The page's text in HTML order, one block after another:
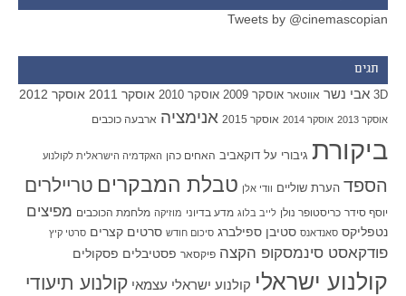
Tweets by @cinemascopian
תגים
3D אבי נשר אווטאר אוסקר 2009 אוסקר 2010 אוסקר 2011 אוסקר 2012
אוסקר 2013 אוסקר 2014 אוסקר 2015 אנימציה ארבעה כוכבים
ביקורת גיבורי על דוקאביב האחים כהן האקדמיה הישראלית לקולנוע
הספד הערת שוליים וודי אלן טבלת המבקרים טריילרים
יוסף סידר כריסטופר נולן לייב בלוג מדע בדיוני מוזיקה מלחמת הכוכבים מפיצים
נטפליקס סאנדאנס סטיבן ספילברג סיכום חודש סרטים קצרים סרטי קיץ
פודקאסט סינמסקופ הקצה פיקסאר פסטיבלים פסקולים
קולנוע ישראלי קולנוע ישראלי עצמאי קולנוע תיעודי